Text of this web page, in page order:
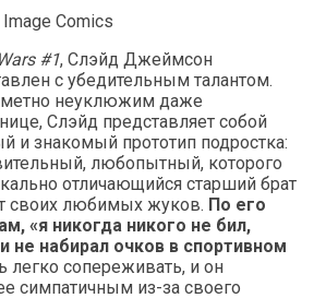
Comics
#1, Слэйд Джеймсон
с убедительным талантом.
неуклюжим даже
Слэйд представляет собой
и знакомый прототип подростка:
любопытный, которого
отличающийся старший брат
своих любимых жуков. По его
«я никогда никого не бил,
не набирал очков в спортивном
легко сопереживать, и он
симпатичным из-за своего